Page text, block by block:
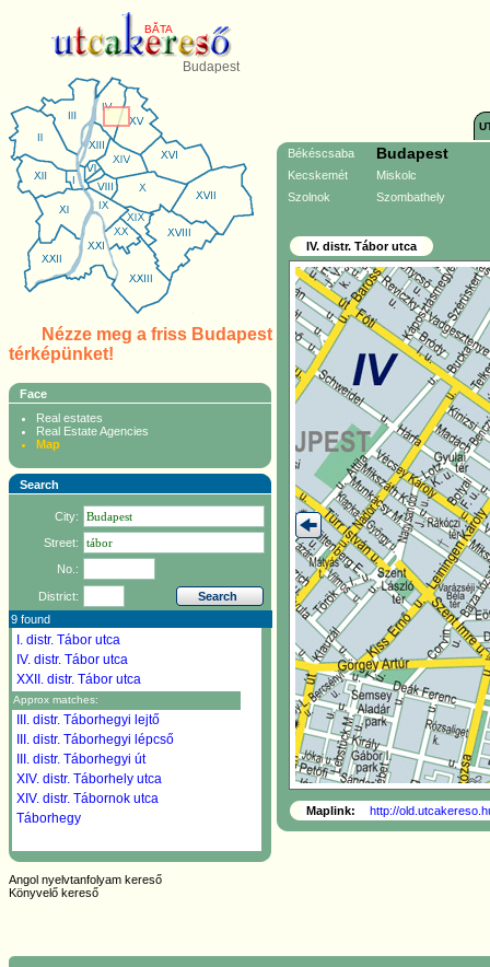
BĂTA
Budapest
Nézze meg a friss Budapest
térképünket!
Face
Real estates
Real Estate Agencies
Map
Search
City:
Street:
No.:
District:
9 found
I. distr. Tábor utca
IV. distr. Tábor utca
XXII. distr. Tábor utca
Approx matches:
III. distr. Táborhegyi lejtő
III. distr. Táborhegyi lépcső
III. distr. Táborhegyi út
XIV. distr. Táborhely utca
XIV. distr. Tábornok utca
Táborhegy
Angol nyelvtanfolyam kereső
Könyvelő kereső
Békéscsaba Budapest
Kecskemét
Miskolc
Szolnok
Szombathely
IV. distr. Tábor utca
Maplink: http://